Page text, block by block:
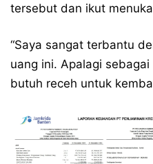
tersebut dan ikut
“Saya sangat terbantu
uang ini. Apalagi
butuh receh untuk